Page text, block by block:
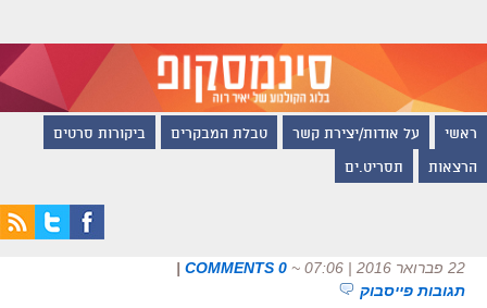
ראשי על אודות/יצירת קשר טבלת המבקרים ביקורות סרטים
הרצאות תסריט.ים
22 פברואר 2016 | 07:06 ~
0 COMMENTS
|
תגובות פייסבוק